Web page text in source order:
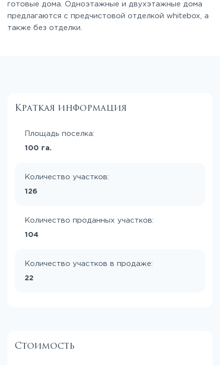
готовые дома. Одноэтажные и двухэтажные дома
предлагаются с предчистовой отделкой whitebox, а
также без отделки.
Краткая информация
Площадь поселка:
100 га.
Количество участков:
126
Количество проданных участков:
104
Количество участков в продаже:
22
Стоимость